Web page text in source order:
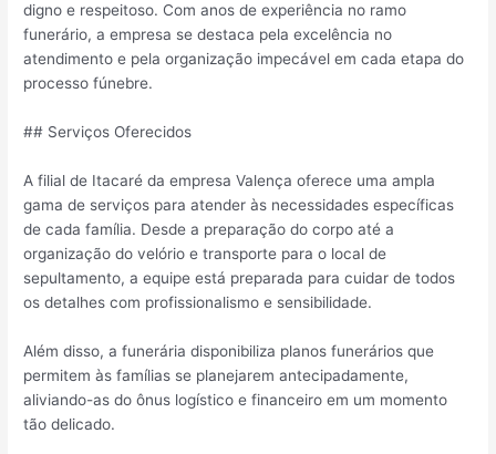
digno e respeitoso. Com anos de experiência no ramo
funerário, a empresa se destaca pela excelência no
atendimento e pela organização impecável em cada etapa do
processo fúnebre.
## Serviços Oferecidos
A filial de Itacaré da empresa Valença oferece uma ampla
gama de serviços para atender às necessidades específicas
de cada família. Desde a preparação do corpo até a
organização do velório e transporte para o local de
sepultamento, a equipe está preparada para cuidar de todos
os detalhes com profissionalismo e sensibilidade.
Além disso, a funerária disponibiliza planos funerários que
permitem às famílias se planejarem antecipadamente,
aliviando-as do ônus logístico e financeiro em um momento
tão delicado.